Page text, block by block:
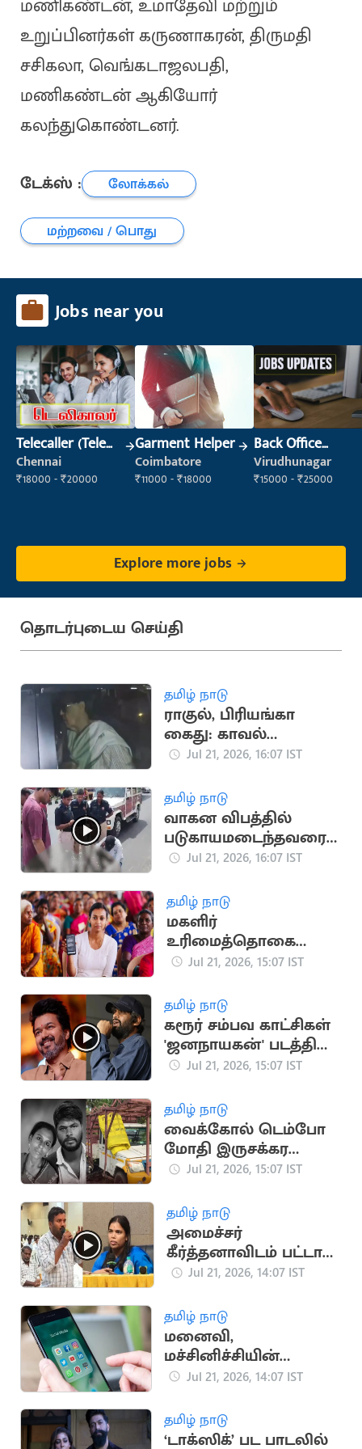
மணிகண்டன், உமாதேவி மற்றும்
உறுப்பினர்கள் கருணாகரன், திருமதி
சசிகலா, வெங்கடாஜலபதி,
மணிகண்டன் ஆகியோர்
கலந்துகொண்டனர்.
டேக்ஸ் :
லோக்கல்
மற்றவை / பொது
Jobs near you
Telecaller (Tele
Sales)
Chennai
₹18000 - ₹20000
Garment Helper
Coimbatore
₹11000 - ₹18000
Back Office
Executive
(Administration)
Virudhunagar
₹15000 - ₹25000
Explore more jobs
தொடர்புடைய செய்தி
தமிழ் நாடு
ராகுல், பிரியங்கா
கைது: காவல்
நிலையம் வந்த
Jul 21, 2026, 16:07 IST
தமிழ் நாடு
வாகன விபத்தில்
படுகாயமடைந்தவரை
மீட்டு
சேர்த்த தவெக MLA
Jul 21, 2026, 16:07 IST
தமிழ் நாடு
மகளிர்
உரிமைத்தொகை
உயர்கிறதா? புதிய
பெறத் திட்டம்
Jul 21, 2026, 15:07 IST
தமிழ் நாடு
கரூர் சம்பவ காட்சிகள்
'ஜனநாயகன்' படத்தில்
பயன்படுத்தப்பட்டதா?
Jul 21, 2026, 15:07 IST
தமிழ் நாடு
வைக்கோல் டெம்போ
மோதி இருசக்கர
வாகனத்தில் சென்ற
Jul 21, 2026, 15:07 IST
தமிழ் நாடு
அமைச்சர்
கீர்த்தனாவிடம் பட்டாசு
உற்பத்தியாளர்
Jul 21, 2026, 14:07 IST
தமிழ் நாடு
மனைவி,
மச்சினிச்சியின்
புகைப்படங்களை
கணவன்
Jul 21, 2026, 14:07 IST
தமிழ் நாடு
‘டாக்ஸிக்’ பட பாடலில்